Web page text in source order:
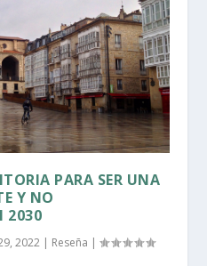
PARA SER UNA
Y NO
2030
2022 | Reseña |